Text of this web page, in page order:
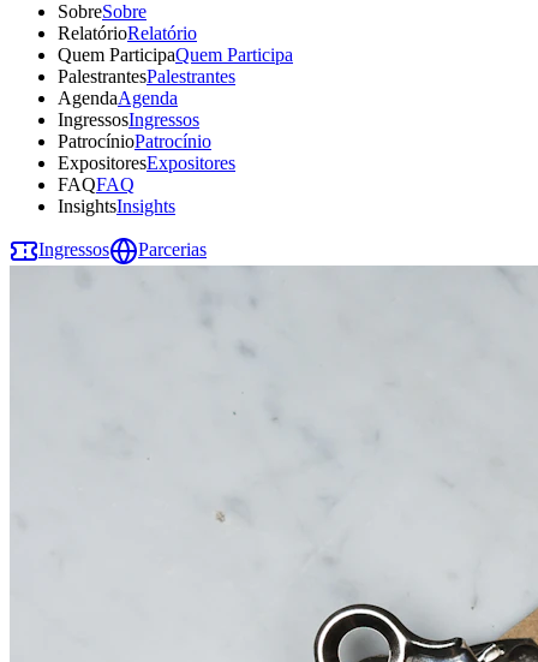
SobreSobre
RelatórioRelatório
Quem ParticipaQuem Participa
PalestrantesPalestrantes
AgendaAgenda
IngressosIngressos
PatrocínioPatrocínio
ExpositoresExpositores
FAQFAQ
InsightsInsights
Ingressos Parcerias